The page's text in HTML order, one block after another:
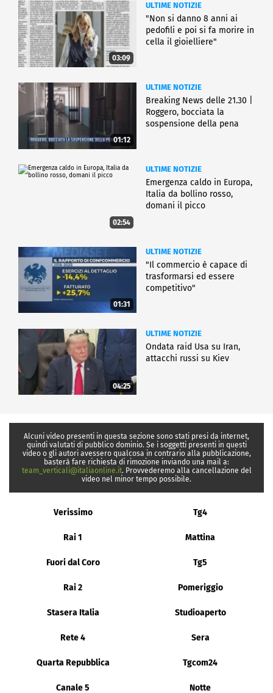
03:09
ULTIME NOTIZIE
"Non si danno 8 anni ai
pedofili e poi si fa morire in
cella il gioielliere"
01:12
ULTIME NOTIZIE
Breaking News delle 21.30 |
Roggero, bocciata la
sospensione della pena
02:54
ULTIME NOTIZIE
Emergenza caldo in Europa,
Italia da bollino rosso,
domani il picco
01:31
ULTIME NOTIZIE
"Il commercio è capace di
trasformarsi ed essere
competitivo"
04:25
ULTIME NOTIZIE
Ondata raid Usa su Iran,
attacchi russi su Kiev
Alcuni video presenti in questa sezione sono stati presi da internet,
quindi valutati di pubblico dominio. Se i soggetti presenti in questi
video o gli autori avessero qualcosa in contrario alla pubblicazione,
basterà fare richiesta di rimozione inviando una mail a:
team_verticali@italiaonline.it. Provvederemo alla cancellazione del
video nel minor tempo possibile.
Verissimo Tg4
Rai 1 Mattina
Fuori dal Coro Tg5
Rai 2 Pomeriggio
Stasera Italia Studioaperto
Rete 4 Sera
Quarta Repubblica Tgcom24
Canale 5 Notte